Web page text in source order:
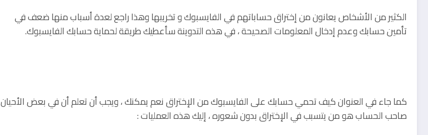
الكثير من الأشخاص يعانون من إختراق حساباتهم في الفايسبوك و تخريبها وهذا راجع لعدة أسباب منها ضعف في
تأمين حسابك وعدم إدخال المعلومات الصحيحة ، في هذه التدوينة سأعطيك طريقة لحماية حسابك الفايسبوك.
كما جاء في العنوان كيف تحمي حسابك على الفايسبوك من الإختراق نعم يمكنك ، ويجب أن تعلم أن في بعض الأحيان
صاحب الحساب هو من يتسبب في الإختراق بدون شعوره ، إليك هذه العمليات :